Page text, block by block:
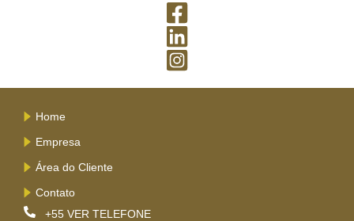
Home
Empresa
Área do Cliente
Contato
+55 VER TELEFONE